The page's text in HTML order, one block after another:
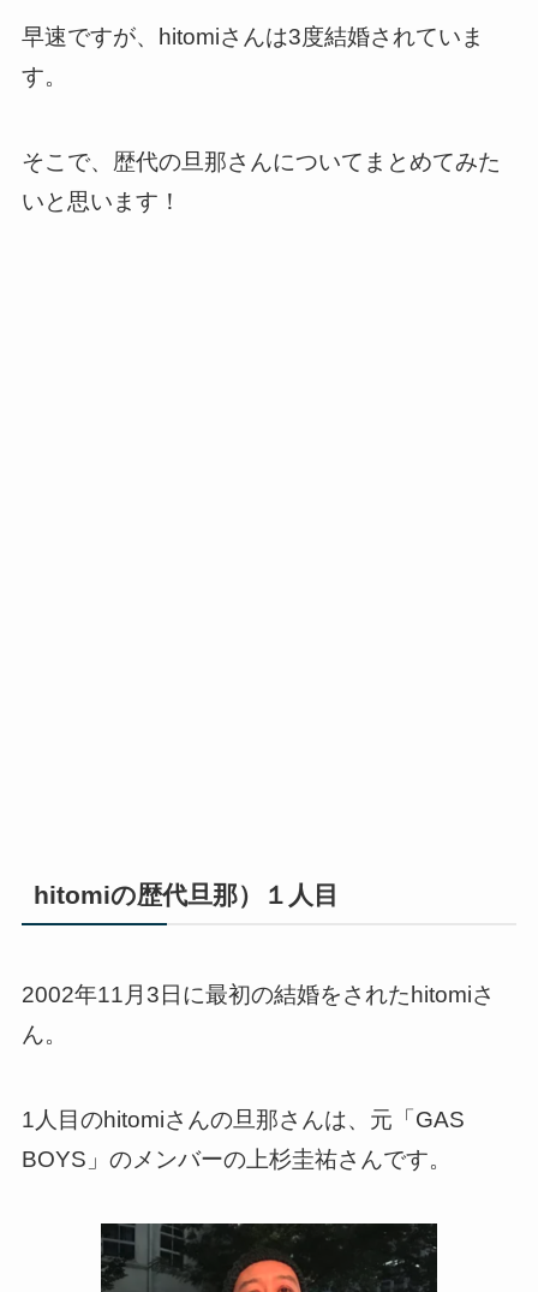
早速ですが、hitomiさんは3度結婚されていま
す。
そこで、歴代の旦那さんについてまとめてみた
いと思います！
hitomiの歴代旦那）１人目
2002年11月3日に最初の結婚をされたhitomiさ
ん。
1人目のhitomiさんの旦那さんは、元「GAS
BOYS」のメンバーの上杉圭祐さんです。